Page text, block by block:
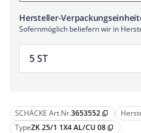
SCHÄCKE Art.Nr.3653552 content_copy
TypeZK 25/1 1X4 AL/CU 08 content_copy
Hersteller-
Sofernmöglich beliefern wir in
5 ST